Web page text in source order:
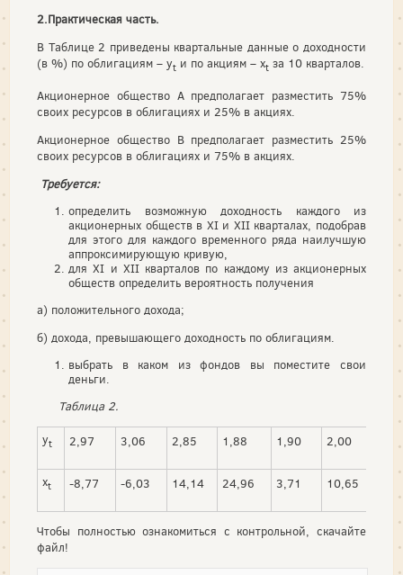
2.Практическая часть.
В Таблице 2 приведены квартальные данные о доходности
(в %) по облигациям – yt и по акциям – xt за 10 кварталов.
Акционерное общество А предполагает разместить 75%
своих ресурсов в облигациях и 25% в акциях.
Акционерное общество В предполагает разместить 25%
своих ресурсов в облигациях и 75% в акциях.
Требуется:
определить возможную доходность каждого из
акционерных обществ в XI и XII кварталах, подобрав
для этого для каждого временного ряда наилучшую
аппроксимирующую кривую,
дляXI и XII кварталов по каждому из акционерных
обществ определить вероятность получения
а) положительного дохода;
б) дохода, превышающего доходность по облигациям.
выбрать в каком из фондов вы поместите свои
деньги.
Таблица 2.
yt 2,97 3,06 2,85 1,88 1,90 2,00
xt -8,77 -6,03 14,14 24,96 3,71 10,65
Чтобы полностью ознакомиться с контрольной, скачайте
файл!